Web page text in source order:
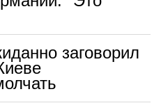
заговорил